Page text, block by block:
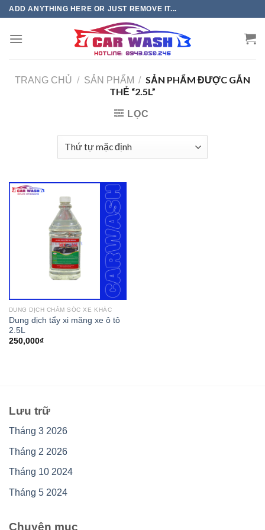
Chuyển
phần
ADD ANYTHING HERE OR JUST REMOVE IT...
TRANG CHỦ / SẢN PHẨM / SẢN PHẨM ĐƯỢC GẮN
THẺ “2.5L”
LỌC
DUNG DỊCH CHĂM SÓC XE KHÁC
Dung dịch tẩy xi măng xe ô tô
2.5L
250,000₫
Lưu trữ
Tháng 3 2026
Tháng 2 2026
Tháng 10 2024
Tháng 5 2024
Chuyên mục